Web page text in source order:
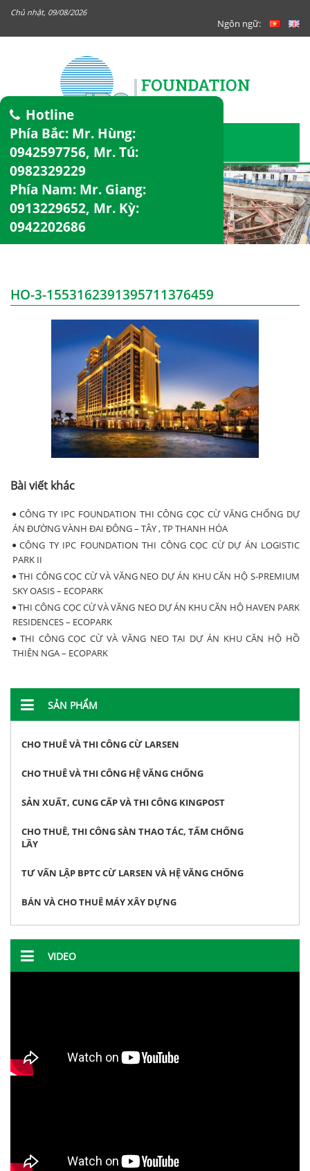
Chủ nhật, 09/08/2026
Ngôn ngữ:
Hotline
Phía Bắc: Mr. Hùng:
0942597756, Mr. Tú:
0982329229
Phía Nam: Mr. Giang:
0913229652, Mr. Kỳ:
0942202686
HO-3-1553162391395711376459
Bài viết khác
CÔNG TY IPC FOUNDATION THI CÔNG CỌC CỪ VĂNG CHỐNG DỰ
ÁN ĐƯỜNG VÀNH ĐAI ĐÔNG – TÂY , TP THANH HÓA
CÔNG TY IPC FOUNDATION THI CÔNG CỌC CỪ DỰ ÁN LOGISTIC
PARK II
THI CÔNG CỌC CỪ VÀ VĂNG NEO DỰ ÁN KHU CĂN HỘ S-PREMIUM
SKY OASIS – ECOPARK
THI CÔNG CỌC CỪ VÀ VĂNG NEO DỰ ÁN KHU CĂN HỘ HAVEN PARK
RESIDENCES – ECOPARK
THI CÔNG CỌC CỪ VÀ VĂNG NEO TẠI DỰ ÁN KHU CĂN HỘ HỒ
THIÊN NGA – ECOPARK
SẢN PHẨM
CHO THUÊ VÀ THI CÔNG CỪ LARSEN
CHO THUÊ VÀ THI CÔNG HỆ VĂNG CHỐNG
SẢN XUẤT, CUNG CẤP VÀ THI CÔNG KINGPOST
CHO THUÊ, THI CÔNG SÀN THAO TÁC, TẤM CHỐNG
LẦY
TƯ VẤN LẬP BPTC CỪ LARSEN VÀ HỆ VĂNG CHỐNG
BÁN VÀ CHO THUÊ MÁY XÂY DỰNG
VIDEO